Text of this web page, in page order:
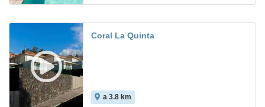
Coral La Quinta
a 3.8 km